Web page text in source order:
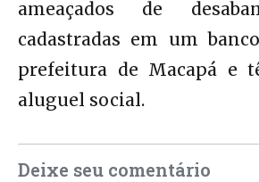
ameaçados de
cadastradas em um
prefeitura de Macapá e
aluguel social.
Deixe seu comentário